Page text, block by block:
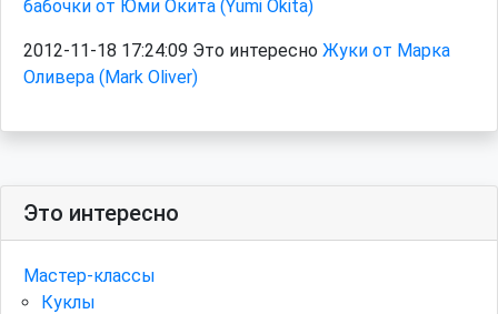
бабочки от Юми Окита (Yumi Okita)
2012-11-18 17:24:09 Это интересно Жуки от Марка
Оливера (Mark Oliver)
Это интересно
Мастер-классы
Куклы